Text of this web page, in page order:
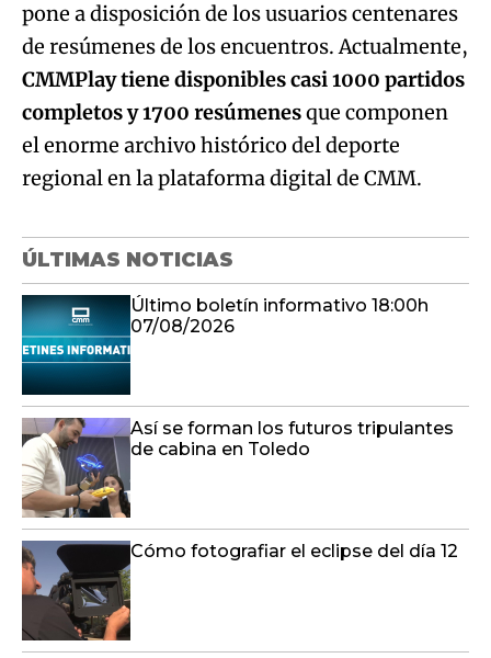
pone a disposición de los usuarios centenares
de resúmenes de los encuentros. Actualmente,
CMMPlay tiene disponibles casi 1000 partidos
completos y 1700 resúmenesque componen
el enorme archivo histórico del deporte
regional en la plataforma digital de CMM.
ÚLTIMAS NOTICIAS
Último boletín informativo 18:00h
07/08/2026
Así se forman los futuros tripulantes
de cabina en Toledo
Cómo fotografiar el eclipse del día 12